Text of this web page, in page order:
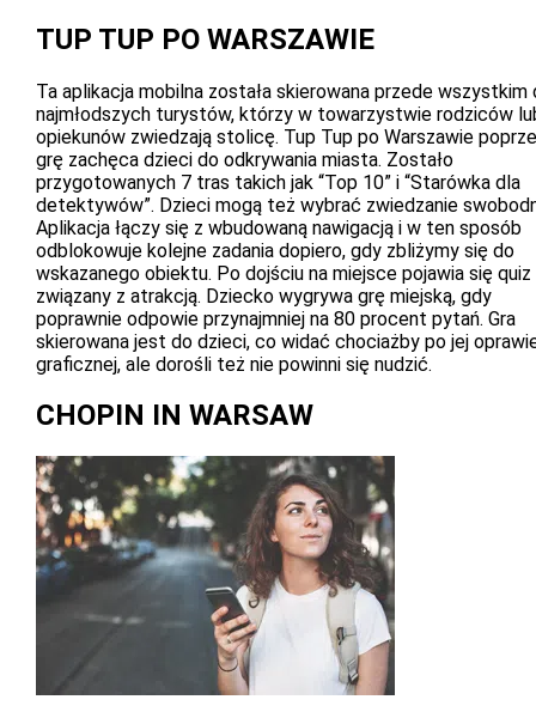
TUP TUP PO WARSZAWIE
Ta aplikacja mobilna została skierowana przede wszystkim
najmłodszych turystów, którzy w towarzystwie rodziców
opiekunów zwiedzają stolicę. Tup Tup po Warszawie
grę zachęca dzieci do odkrywania miasta. Zostało
przygotowanych 7 tras takich jak “Top 10” i “Starówka dla
detektywów”. Dzieci mogą też wybrać zwiedzanie
Aplikacja łączy się z wbudowaną nawigacją i w ten sposób
odblokowuje kolejne zadania dopiero, gdy zbliżymy się do
wskazanego obiektu. Po dojściu na miejsce pojawia się quiz
związany z atrakcją. Dziecko wygrywa grę miejską, gdy
poprawnie odpowie przynajmniej na 80 procent pytań. Gra
skierowana jest do dzieci, co widać chociażby po jej
graficznej, ale dorośli też nie powinni się nudzić.
CHOPIN IN WARSAW